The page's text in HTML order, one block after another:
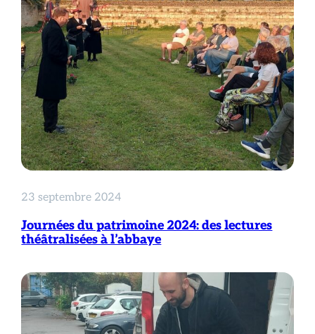
23 septembre 2024
Journées du patrimoine 2024: des lectures
théâtralisées à l’abbaye